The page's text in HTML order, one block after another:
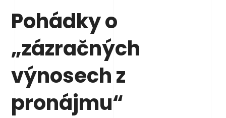
Pohádky o
„zázračných
výnosech z
pronájmu“